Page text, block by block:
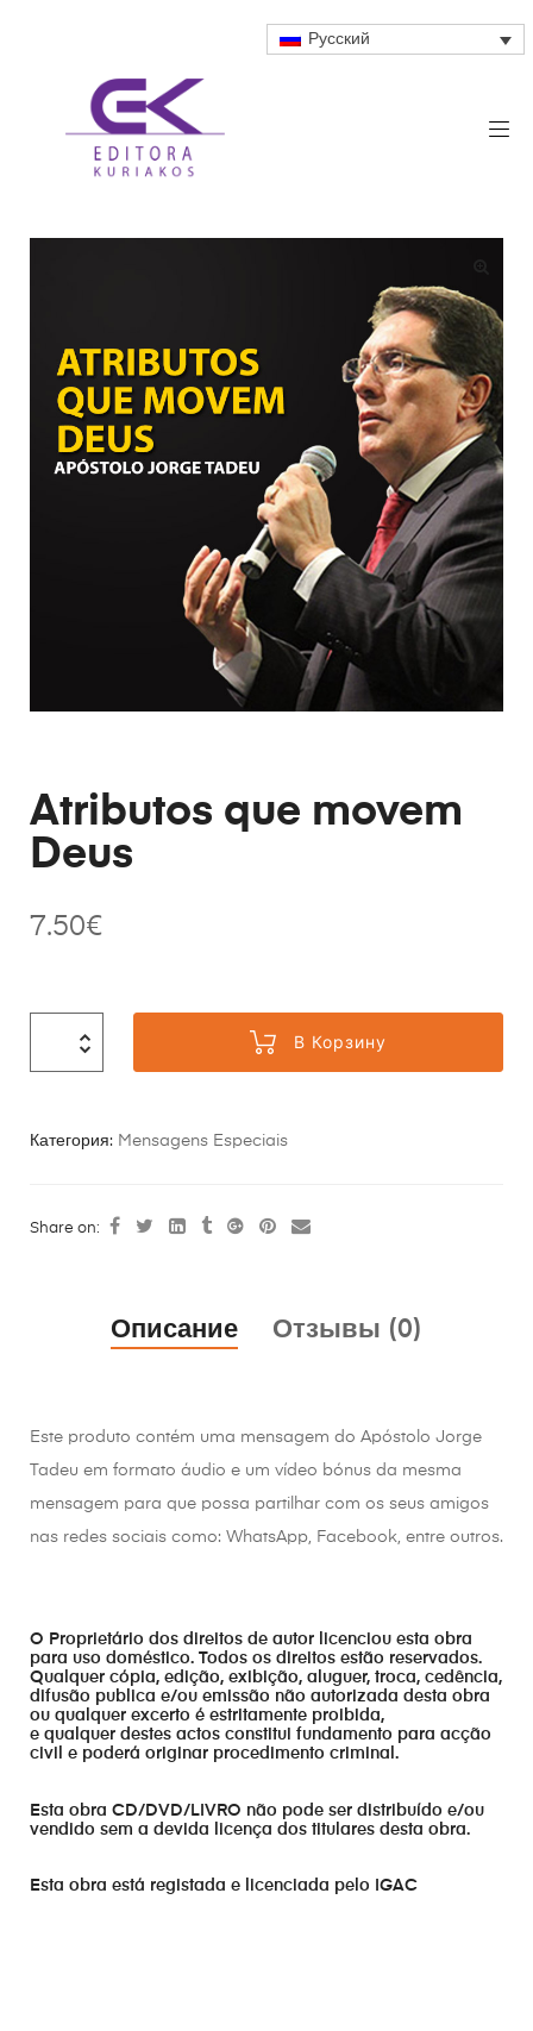
Русский
Atributos que movem
Deus
7.50€
В Корзину
Категория: Mensagens Especiais
Share on:
Описание Отзывы (0)
Este produto contém uma mensagem do Apóstolo Jorge
Tadeu em formato áudio e um vídeo bónus da mesma
mensagem para que possa partilhar com os seus amigos
nas redes sociais como: WhatsApp, Facebook, entre outros.
O Proprietário dos direitos de autor licenciou esta obra
para uso doméstico. Todos os direitos estão reservados.
Qualquer cópia, edição, exibição, aluguer, troca, cedência,
difusão publica e/ou emissão não autorizada desta obra
ou qualquer excerto é estritamente proibida,
e qualquer destes actos constitui fundamento para acção
civil e poderá originar procedimento criminal.
Esta obra CD/DVD/LIVRO não pode ser distribuído e/ou
vendido sem a devida licença dos titulares desta obra.
Esta obra está registada e licenciada pelo IGAC